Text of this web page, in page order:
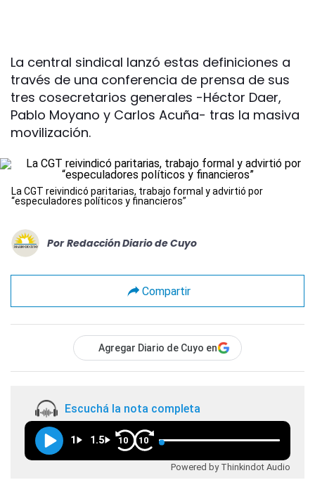
La central sindical lanzó estas definiciones a
través de una conferencia de prensa de sus
tres cosecretarios generales -Héctor Daer,
Pablo Moyano y Carlos Acuña- tras la masiva
movilización.
La CGT reivindicó paritarias, trabajo formal y advirtió por
“especuladores políticos y financieros”
Por Redacción Diario de Cuyo
Compartir
Agregar Diario de Cuyo en
Escuchá la nota completa
1 1.5 10 10
Powered by Thinkindot Audio